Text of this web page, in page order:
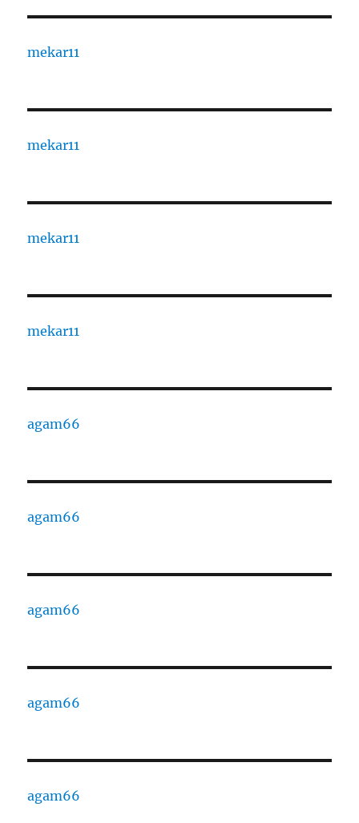
mekar11
mekar11
mekar11
mekar11
agam66
agam66
agam66
agam66
agam66